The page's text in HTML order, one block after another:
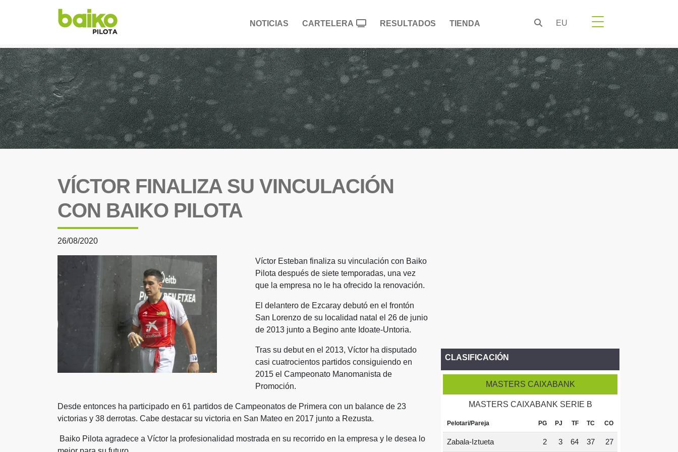
NOTICIAS CARTELERA RESULTADOS TIENDA EU
VÍCTOR FINALIZA SU VINCULACIÓN
CON BAIKO PILOTA
26/08/2020
Víctor Esteban finaliza su vinculación con Baiko
Pilota después de siete temporadas, una vez
que la empresa no le ha ofrecido la renovación.
El delantero de Ezcaray debutó en el frontón
San Lorenzo de su localidad natal el 26 de junio
de 2013 junto a Begino ante Idoate-Untoria.
Tras su debut en el 2013, Víctor ha disputado
casi cuatrocientos partidos consiguiendo en
2015 el Campeonato Manomanista de
Promoción.
Desde entonces ha participado en 61 partidos de Campeonatos de Primera con un balance de 23
victorias y 38 derrotas. Cabe destacar su victoria en San Mateo en 2017 junto a Rezusta.
Baiko Pilota agradece a Víctor la profesionalidad mostrada en su recorrido en la empresa y le desea lo
CLASIFICACIÓN
MASTERS CAIXABANK
MASTERS CAIXABANK SERIE B
Pelotari/Pareja PG PJ TF TC CO
Zabala-Iztueta 2 3 64 37 27